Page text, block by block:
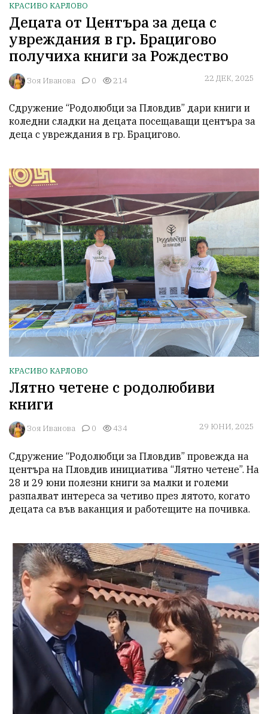
КРАСИВО КАРЛОВО
Децата от Центъра за деца с
увреждания в гр. Брацигово
получиха книги за Рождество
Зоя Иванова 0 214 22 ДЕК, 2025
Сдружение “Родолюбци за Пловдив” дари книги и
коледни сладки на децата посещаващи центъра за
деца с увреждания в гр. Брацигово.
КРАСИВО КАРЛОВО
Лятно четене с родолюбиви
книги
Зоя Иванова 0 434 29 ЮНИ, 2025
Сдружение “Родолюбци за Пловдив” провежда на
центъра на Пловдив инициатива “Лятно четене”. На
28 и 29 юни полезни книги за малки и големи
разпалват интереса за четиво през лятото, когато
децата са във ваканция и работещите на почивка.